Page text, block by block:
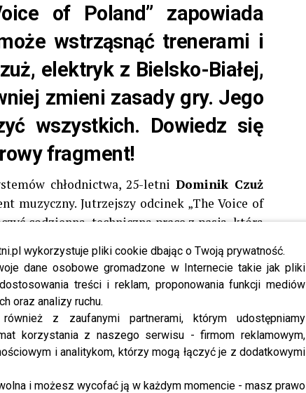
wykorzystuje pliki cookie dbając o Twoją prywatność.
dane osobowe gromadzone w Internecie takie jak pliki
treści i reklam, proponowania funkcji mediów
oraz analizy ruchu.
również z zaufanymi partnerami, którym udostępniamy
korzystania z naszego serwisu - firmom reklamowym,
i analitykom, którzy mogą łączyć je z dodatkowymi
i możesz wycofać ją w każdym momencie - masz prawo
of Poland” zapowiada
wstrząsnąć trenerami i
elektryk z Bielsko-Białej,
zmieni zasady gry. Jego
wszystkich. Dowiedz się
fragment!
chłodnictwa, 25-letniDominik Czuż
muzyczny. Jutrzejszy odcinek „The Voice of
codzienną, techniczną pracę z pasją, którą
się gry na pianinie, skrzypcach, gitarze i
muzycznego. Jego historia pokazuje, że
bariery – jutro każdy będzie mógł przekonać
ulicach Bielsko-Białej, doskonaląc swoje
przechodniów. To właśnie podczas
Organek